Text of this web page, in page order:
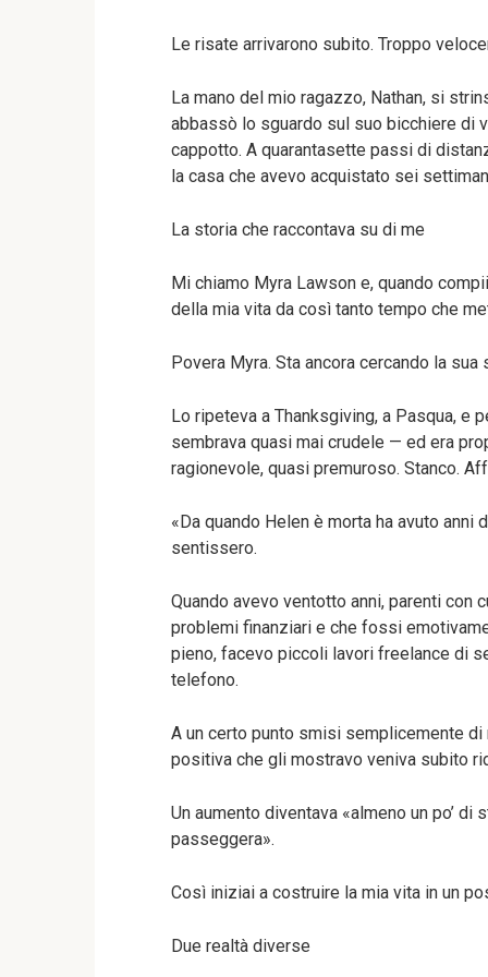
Le risate arrivarono subito. Troppo
La mano del mio ragazzo, Nathan, si
abbassò lo sguardo sul suo bicchiere di
cappotto. A quarantasette passi di
la casa che avevo acquistato sei
La storia che raccontava su di me
Mi chiamo Myra Lawson e, quando
della mia vita da così tanto tempo che
Povera Myra. Sta ancora cercando la
Lo ripeteva a Thanksgiving, a Pasqua, e
sembrava quasi mai crudele — ed era
ragionevole, quasi premuroso. Stanco.
«Da quando Helen è morta ha avuto
sentissero.
Quando avevo ventotto anni, parenti con
problemi finanziari e che fossi
pieno, facevo piccoli lavori freelance di
telefono.
A un certo punto smisi semplicemente
positiva che gli mostravo veniva subito
Un aumento diventava «almeno un po’
passeggera».
Così iniziai a costruire la mia vita in un
Due realtà diverse